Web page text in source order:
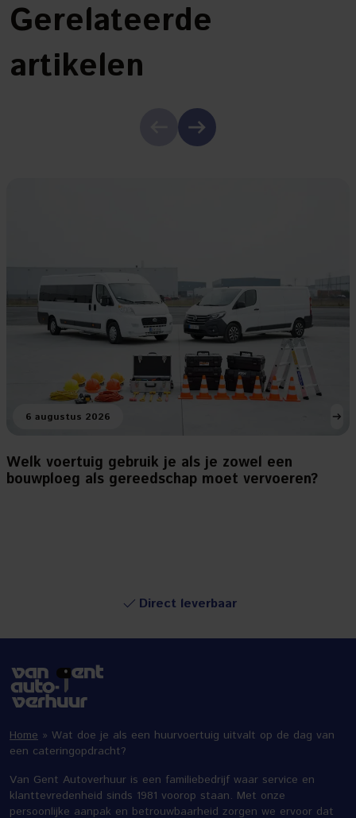
Gerelateerde
artikelen
6 augustus 2026
Welk voertuig gebruik je als je zowel een
bouwploeg als gereedschap moet vervoeren?
Direct leverbaar
Home » Wat doe je als een huurvoertuig uitvalt op de dag van
een cateringopdracht?
Van Gent Autoverhuur is een familiebedrijf waar service en
klanttevredenheid sinds 1981 voorop staan. Met onze
persoonlijke aanpak en betrouwbaarheid zorgen we ervoor dat